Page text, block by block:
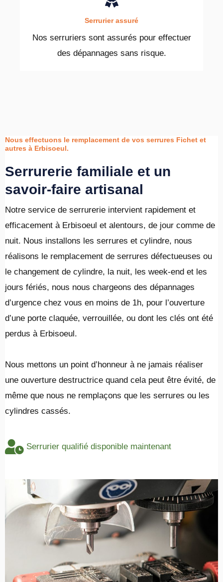
Serrurier assuré
Nos serruriers sont assurés pour effectuer
des dépannages sans risque.
Nous effectuons le remplacement de vos serrures Fichet et
autres à Erbisoeul.
Serrurerie familiale et un
savoir-faire artisanal
Notre service de serrurerie intervient rapidement et
efficacement à Erbisoeul et alentours, de jour comme de
nuit. Nous installons les serrures et cylindre, nous
réalisons le remplacement de serrures défectueuses ou
le changement de cylindre, la nuit, les week-end et les
jours fériés, nous nous chargeons des dépannages
d’urgence chez vous en moins de 1h, pour l’ouverture
d’une porte claquée, verrouillée, ou dont les clés ont été
perdus à Erbisoeul.
​Nous mettons un point d’honneur à ne jamais réaliser
une ouverture destructrice quand cela peut être évité, de
même que nous ne remplaçons que les serrures ou les
cylindres cassés.
Serrurier qualifié disponible maintenant